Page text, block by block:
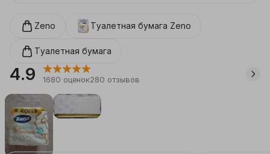
Zeno Туалетная бумага Zeno
Туалетная бумага
4.9 1680 оценок280 отзывов